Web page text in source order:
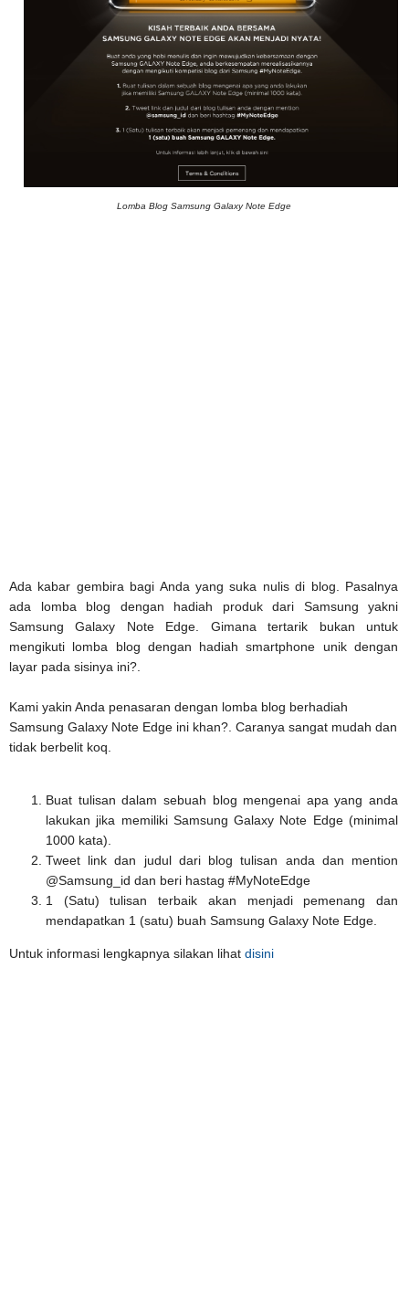
Lomba Blog Samsung Galaxy Note Edge
Ada kabar gembira bagi Anda yang suka nulis di blog. Pasalnya
ada lomba blog dengan hadiah produk dari Samsung yakni
Samsung Galaxy Note Edge. Gimana tertarik bukan untuk
mengikuti lomba blog dengan hadiah smartphone unik dengan
layar pada sisinya ini?.
Kami yakin Anda penasaran dengan lomba blog berhadiah
Samsung Galaxy Note Edge ini khan?. Caranya sangat mudah dan
tidak berbelit koq.
Buat tulisan dalam sebuah blog mengenai apa yang anda
lakukan jika memiliki Samsung Galaxy Note Edge (minimal
1000 kata).
Tweet link dan judul dari blog tulisan anda dan mention
@Samsung_id dan beri hastag #MyNoteEdge
1 (Satu) tulisan terbaik akan menjadi pemenang dan
mendapatkan 1 (satu) buah Samsung Galaxy Note Edge.
Untuk informasi lengkapnya silakan lihat disini